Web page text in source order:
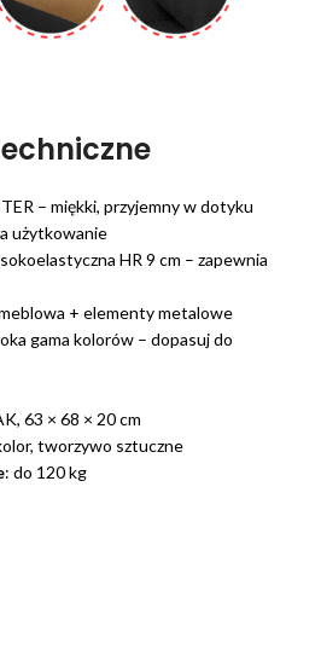
– miękki, przyjemny w dotyku
użytkowanie
HR 9 cm – zapewnia
+ elementy metalowe
gama kolorów – dopasuj do
63 × 68 × 20 cm
tworzywo sztuczne
: do 120 kg